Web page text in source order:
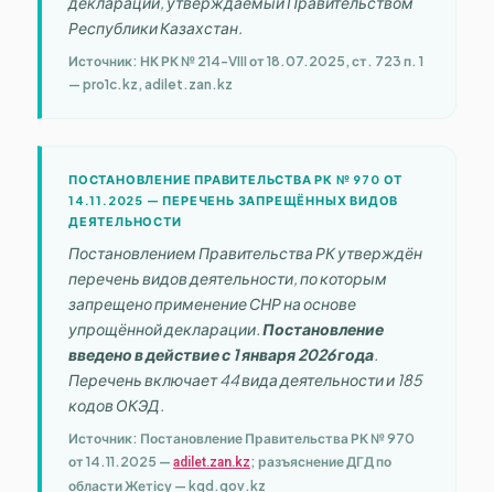
Республики Казахстан.
Источник: НК РК № 214-VIII от 18.07.2025, ст. 723 п. 1
— pro1c.kz, adilet.zan.kz
ПОСТАНОВЛЕНИЕ ПРАВИТЕЛЬСТВА РК № 970 ОТ
14.11.2025 — ПЕРЕЧЕНЬ ЗАПРЕЩЁННЫХ ВИДОВ
ДЕЯТЕЛЬНОСТИ
Постановлением Правительства РК утверждён
перечень видов деятельности, по которым
запрещено применение СНР на основе
упрощённой декларации.Постановление
введено в действие с 1 января 2026 года.
Перечень включает 44 вида деятельности и 185
кодов ОКЭД.
Источник: Постановление Правительства РК № 970
от 14.11.2025 — adilet.zan.kz; разъяснение ДГД по
области Жетісу — kgd.gov.kz